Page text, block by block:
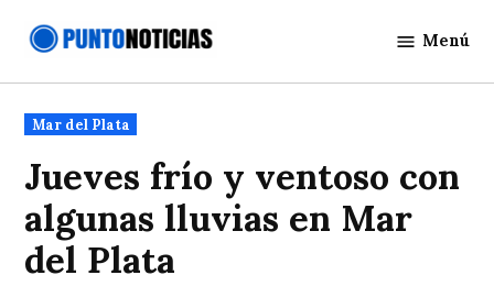
Noticias
Menú
Publicado
en
Mar del Plata
Jueves frío y ventoso con
algunas lluvias en Mar
del Plata